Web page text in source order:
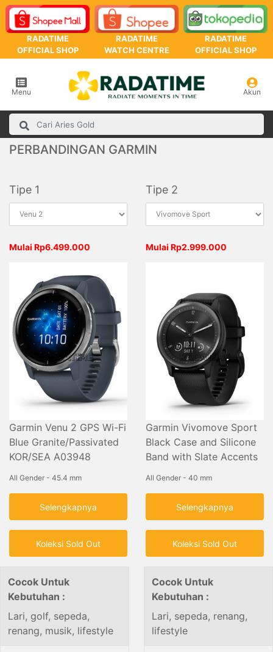
RADATIME
OFFICIAL SHOP
RADATIME
WATCH CENTRE
RADATIME
OFFICIAL SHOP
Menu Akun
PERBANDINGAN GARMIN
Tipe 1 Tipe 2
Mulai Rp6.499.000
Garmin Venu 2 GPS Wi-Fi
Blue Granite/Passivated
KOR/SEA A03948
All Gender - 45.4 mm
Selengkapnya
Koleksi Sold Out
Mulai Rp2.999.000
Garmin Vivomove Sport
Black Case and Silicone
Band with Slate Accents
All Gender - 40 mm
Selengkapnya
Koleksi Sold Out
Cocok Untuk
Kebutuhan :
Lari, golf, sepeda,
renang, musik, lifestyle
Cocok Untuk
Kebutuhan :
Lari, sepeda, renang,
lifestyle